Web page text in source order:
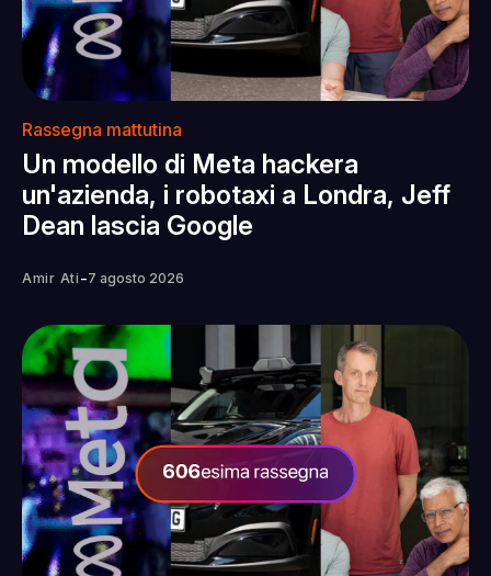
Rassegna mattutina
Un modello di Meta hackera
un'azienda, i robotaxi a Londra, Jeff
Dean lascia Google
Amir Ati -7 agosto 2026